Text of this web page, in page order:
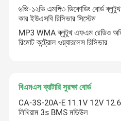
৬ভি-১২ভি এমপি৩ ডিকোডিং বোর্ড
কার ইউএসবি রিসিভার সিস্টেম
MP3 WMA ব্লুটুথ এফএম রেডিও
রিমোট কন্ট্রোল ওয়্যারলেস রিসিভার
বিএমএস ব্যাটারি সুরক্ষা বোর্ড
CA-3S-20A-E 11.1V 12V 12.6V
লিথিয়াম 3s BMS মডিউল